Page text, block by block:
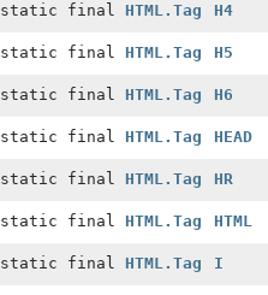
static final HTML.Tag H4
static final HTML.Tag H5
static final HTML.Tag H6
static final HTML.Tag HEAD
static final HTML.Tag HR
static final HTML.Tag HTML
static final HTML.Tag I